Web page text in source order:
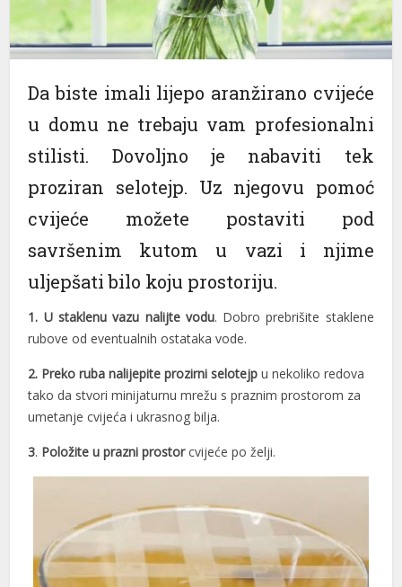
Da biste imali lijepo aranžirano cvijeće
u domu ne trebaju vam profesionalni
stilisti. Dovoljno je nabaviti tek
proziran selotejp. Uz njegovu pomoć
cvijeće možete postaviti pod
savršenim kutom u vazi i njime
uljepšati bilo koju prostoriju.
1. U staklenu vazu nalijte vodu. Dobro prebrišite staklene
rubove od eventualnih ostataka vode.
2. Preko ruba nalijepite prozirni selotejp u nekoliko redova
tako da stvori minijaturnu mrežu s praznim prostorom za
umetanje cvijeća i ukrasnog bilja.
3. Položite u prazni prostorcvijeće po želji.